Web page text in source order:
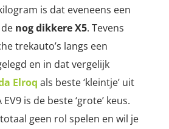
is dat eveneens een
nog dikkere X5. Tevens
trekauto’s langs een
en in dat vergelijk
Elroq als beste ‘kleintje’ uit
is de beste ‘grote’ keus.
geen rol spelen en wil je